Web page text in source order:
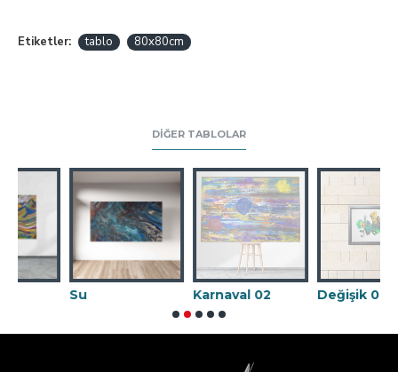
Etiketler: tablo 80x80cm
DIĞER TABLOLAR
Karnaval 02 Değişik 09